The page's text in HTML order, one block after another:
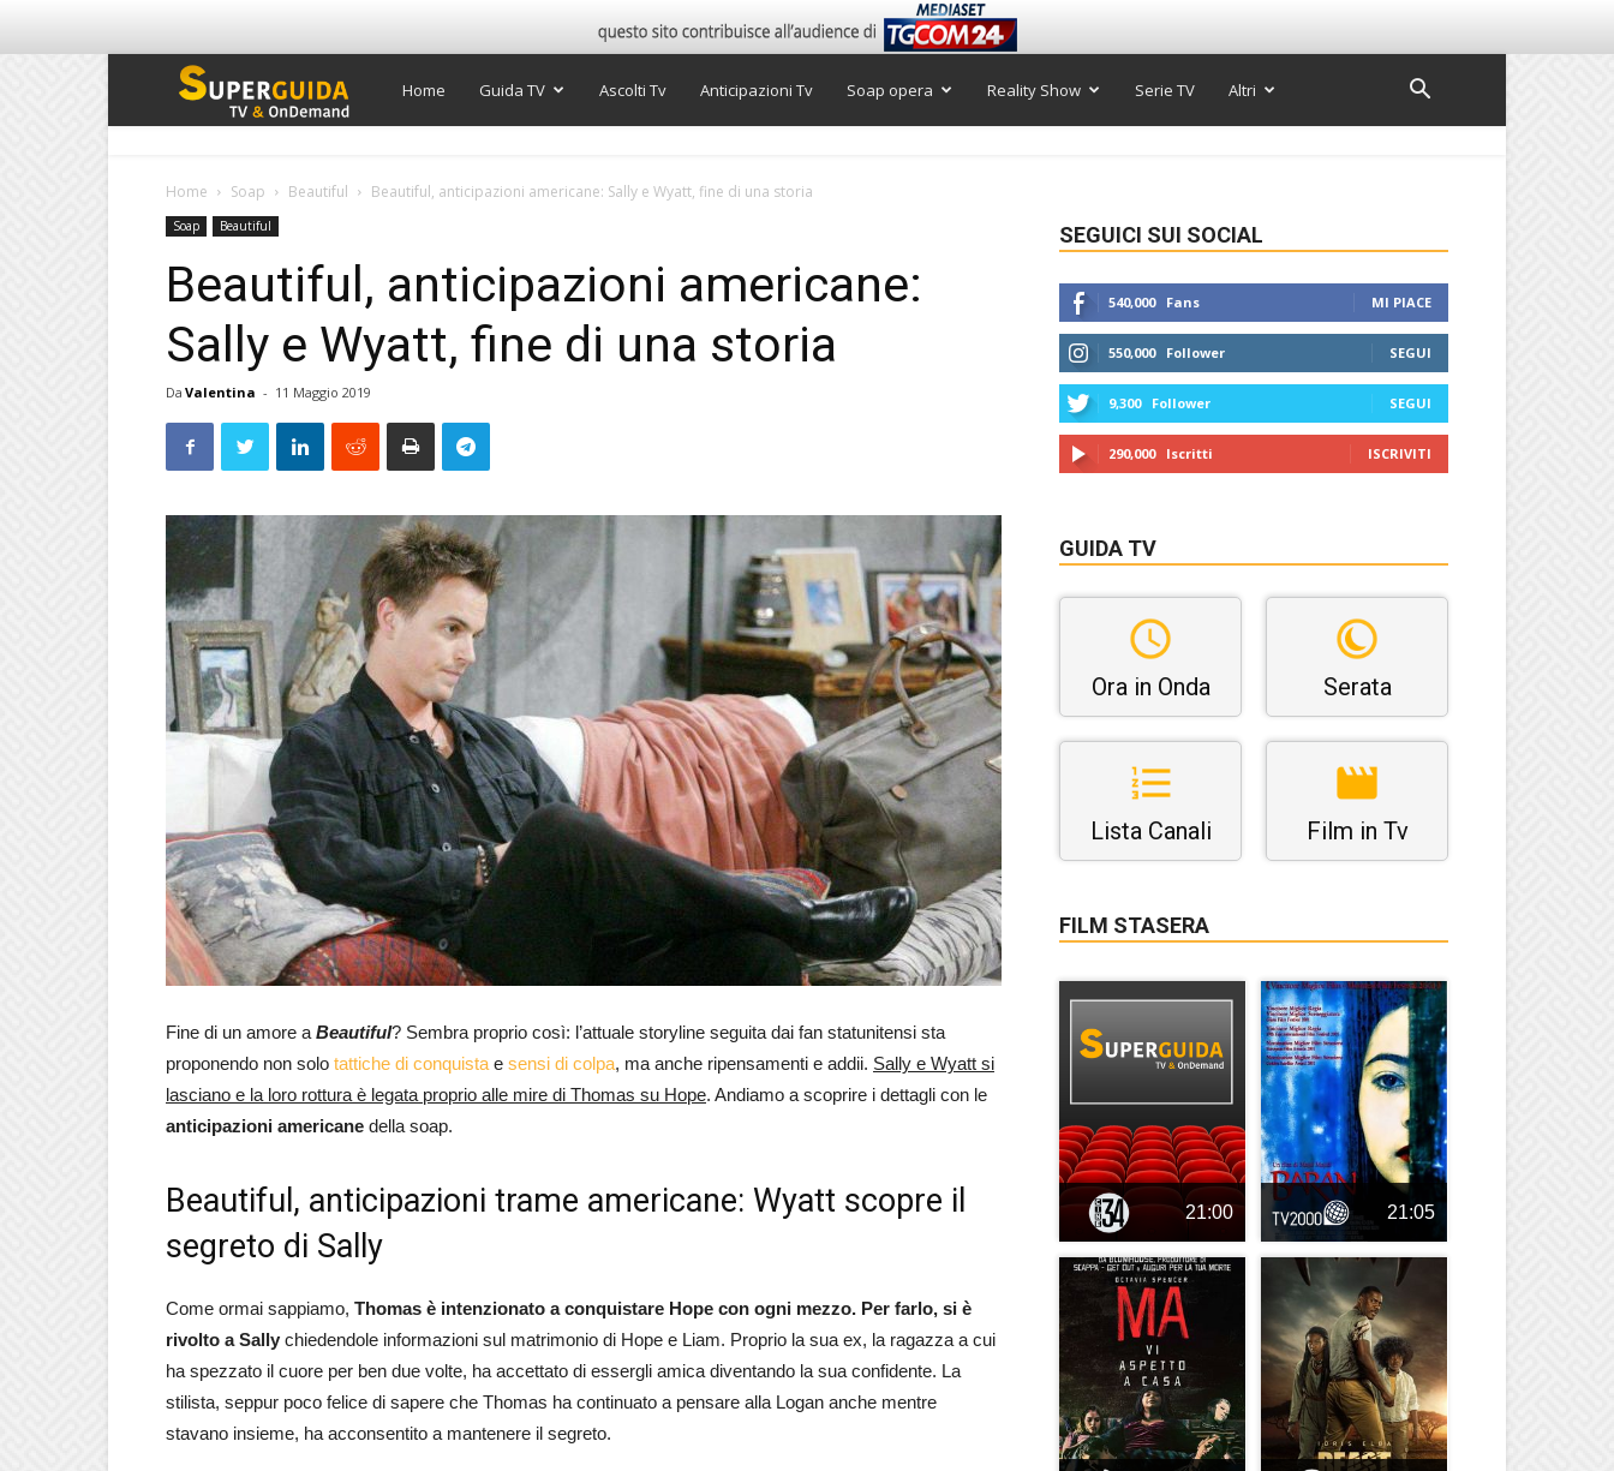
Super
Home Guida TV Ascolti Tv Anticipazioni Tv Soap opera Reality Show Serie TV Altri
Home Soap Beautiful Beautiful, anticipazioni americane: Sally e Wyatt, fine di una storia
Soap Beautiful
Beautiful, anticipazioni americane:
Sally e Wyatt, fine di una storia
Da Valentina - 11 Maggio 2019
Fine di un amore a Beautiful? Sembra proprio così: l’attuale storyline seguita dai fan statunitensi sta
proponendo non solo tattiche di conquista e sensi di colpa, ma anche ripensamenti e addii. Sally e Wyatt si
lasciano e la loro rottura è legata proprio alle mire di Thomas su Hope. Andiamo a scoprire i dettagli con le
anticipazioni americane della soap.
Beautiful, anticipazioni trame americane: Wyatt scopre il
segreto di Sally
Come ormai sappiamo, Thomas è intenzionato a conquistare Hope con ogni mezzo. Per farlo, si è
rivolto a Sally chiedendole informazioni sul matrimonio di Hope e Liam. Proprio la sua ex, la ragazza a cui
ha spezzato il cuore per ben due volte, ha accettato di essergli amica diventando la sua confidente. La
stilista, seppur poco felice di sapere che Thomas ha continuato a pensare alla Logan anche mentre
stavano insieme, ha acconsentito a mantenere il segreto.
SEGUICI SUI SOCIAL
540,000 Fans MI PIACE
550,000 Follower SEGUI
9,300 Follower SEGUI
290,000 Iscritti ISCRIVITI
GUIDA TV
Ora in Onda Serata
Lista Canali Film in Tv
FILM STASERA
21:00 21:05